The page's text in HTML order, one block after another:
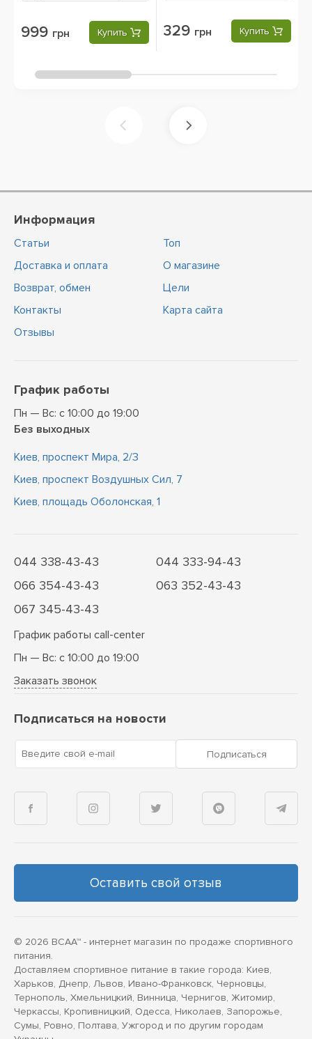
999 грн Купить 329 грн Купить
Информация
Статьи
Доставка и оплата
Возврат, обмен
Контакты
Отзывы
Топ
О магазине
Цели
Карта сайта
График работы
Пн — Вс: с 10:00 до 19:00
Без выходных
Киев, проспект Мира, 2/3
Киев, проспект Воздушных Сил, 7
Киев, площадь Оболонская, 1
044 338-43-43
044 333-94-43
066 354-43-43
063 352-43-43
067 345-43-43
График работы call-center
Пн — Вс: с 10:00 до 19:00
Заказать звонок
Подписаться на новости
Введите свой e-mail Подписаться
Оставить свой отзыв
© 2026 BCAA™ - интернет магазин по продаже спортивного
питания.
Доставляем спортивное питание в такие города: Киев,
Харьков, Днепр, Львов, Ивано-Франковск, Черновцы,
Тернополь, Хмельницкий, Винница, Чернигов, Житомир,
Черкассы, Кропивницкий, Одесса, Николаев, Запорожье,
Сумы, Ровно, Полтава, Ужгород и по другим городам